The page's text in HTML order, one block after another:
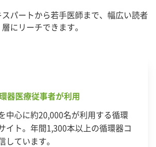
パートから若手医師まで、幅広い読者
層にリーチできます。
器医療従事者が利用
中心に約20,000名が利用する循環
イト。年間1,300本以上の循環器コ
しています。